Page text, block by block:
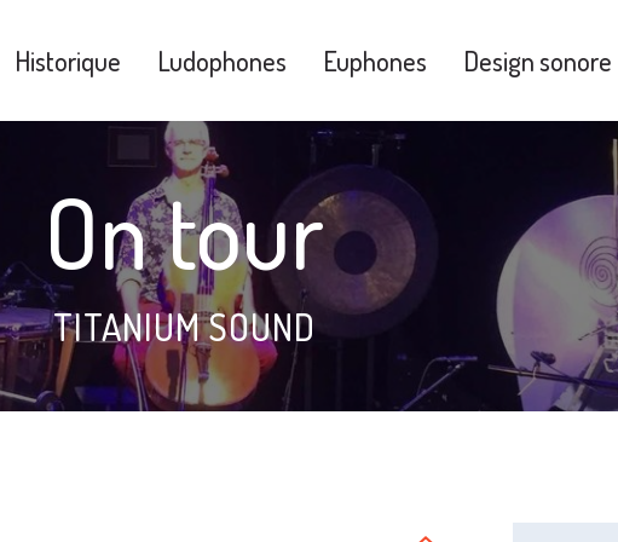
Historique Ludophones Euphones Design sonore
On tour
TITANIUM SOUND